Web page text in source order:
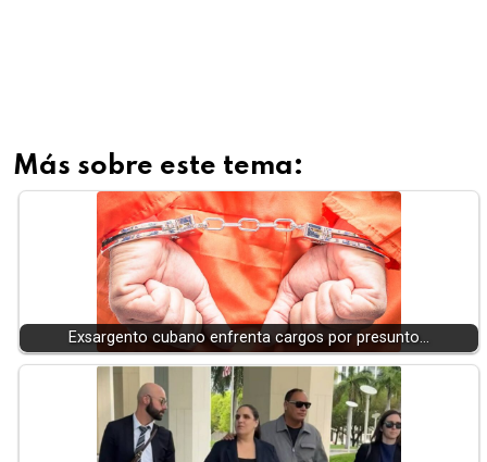
Más sobre este tema:
Exsargento cubano enfrenta cargos por presunto…